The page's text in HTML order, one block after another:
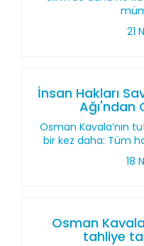
21
İnsan Hakları
Ağı'ndan
Osman Kavala’nın
bir kez daha: Tüm
18
Osman
tahliye